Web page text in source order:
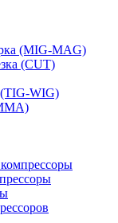
(MIG-MAG)
(CUT)
(TIG-WIG)